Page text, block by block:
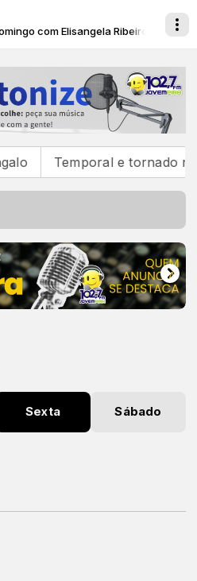
com Elisangela Ribeiro
Temporal e tornado no
Sexta Sábado